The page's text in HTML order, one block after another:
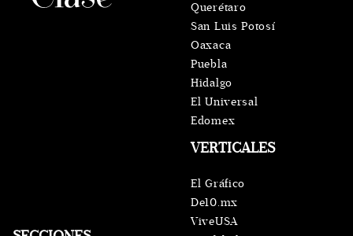
VERTICALES
El Gráfico
De10.mx
ViveUSA
Querétaro
San Luis Potosí
Oaxaca
Puebla
Hidalgo
El Universal
Edomex